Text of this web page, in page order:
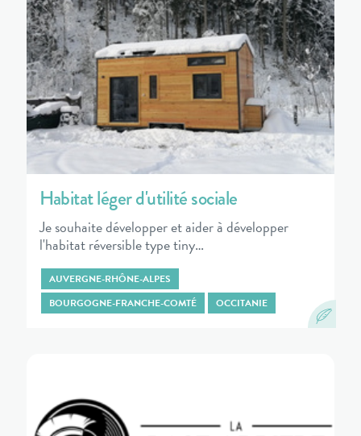
Habitat léger d'utilité sociale
Je souhaite développer et aider à développer
l'habitat réversible type tiny…
AUVERGNE-RHÔNE-ALPES
BOURGOGNE-FRANCHE-COMTÉ
OCCITANIE